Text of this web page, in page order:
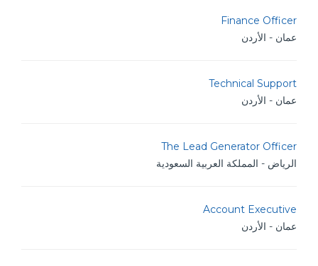
Finance Officer
عمان - الأردن
Technical Support
عمان - الأردن
The Lead Generator Officer
الرياض - المملكة العربية السعودية
Account Executive
عمان - الأردن